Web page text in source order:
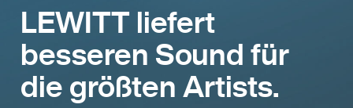
LEWITT liefert
besseren Sound für
die größten Artists.